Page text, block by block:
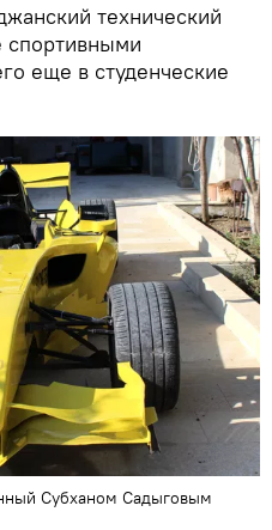
технический
спортивными
еще в студенческие
Субханом Садыговым